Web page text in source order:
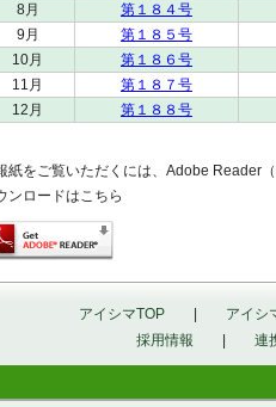
8月
第１８４号
9月
第１８５号
10月
第１８６号
11月
第１８７号
12月
第１８８号
紙をご覧いただくには、Adobe Reader（
ンロードはこちら
アイシマTOP| アイシ
採用情報
連